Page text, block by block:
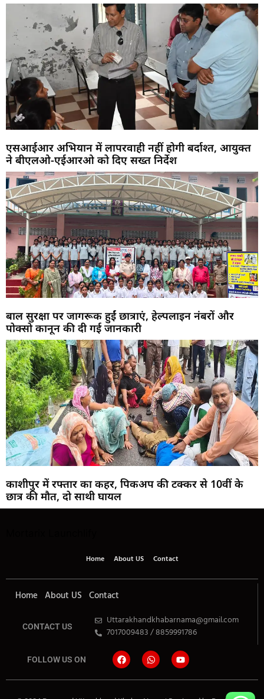
एसआईआर अभियान में लापरवाही नहीं होगी बर्दाश्त, आयुक्त
ने बीएलओ-एईआरओ को दिए सख्त निर्देश
बाल सुरक्षा पर जागरूक हुईं छात्राएं, हेल्पलाइन नंबरों और
पोक्सो कानून की दी गई जानकारी
काशीपुर में रफ्तार का कहर, पिकअप की टक्कर से 10वीं के
छात्र की मौत, दो साथी घायल
Home About US Contact
Home About US Contact
CONTACT US
Uttarakhandkhabarnama@gmail.com
7017009483 / 8859991786
FOLLOW US ON